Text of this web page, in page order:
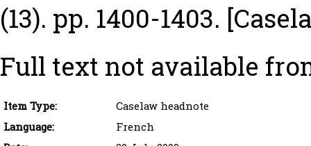
(13). pp. 1400-1403.
Full text not available
Item Type:
Caselaw headnote
Language:
French